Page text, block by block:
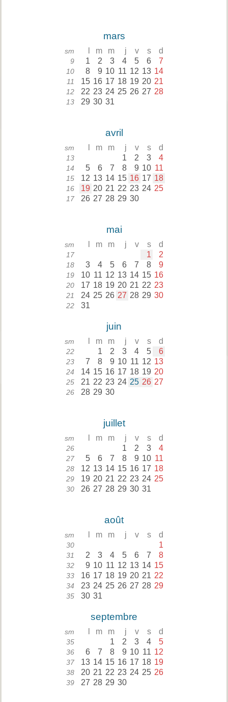
mars
sm m m j v s d
9 1 2 3 4 5 6 7
10 8 9 10 11 12 13 14
11 15 16 17 18 19 20 21
12 22 23 24 25 26 27 28
13 29 30 31
avril
sm m m j v s d
13 1 2 3 4
14 5 6 7 8 9 10 11
15 12 13 14 15 16 17 18
16 19 20 21 22 23 24 25
17 26 27 28 29 30
mai
sm m m j v s d
17 1 2
18 3 4 5 6 7 8 9
19 10 11 12 13 14 15 16
20 17 18 19 20 21 22 23
21 24 25 26 27 28 29 30
22 31
juin
sm m m j v s d
22 1 2 3 4 5 6
23 7 8 9 10 11 12 13
24 14 15 16 17 18 19 20
25 21 22 23 24 25 26 27
26 28 29 30
juillet
sm m m j v s d
26 1 2 3 4
27 5 6 7 8 9 10 11
28 12 13 14 15 16 17 18
29 19 20 21 22 23 24 25
30 26 27 28 29 30 31
août
sm m m j v s d
30 1
31 2 3 4 5 6 7 8
32 9 10 11 12 13 14 15
33 16 17 18 19 20 21 22
34 23 24 25 26 27 28 29
35 30 31
septembre
sm m m j v s d
35 1 2 3 4 5
36 6 7 8 9 10 11 12
37 13 14 15 16 17 18 19
38 20 21 22 23 24 25 26
39 27 28 29 30